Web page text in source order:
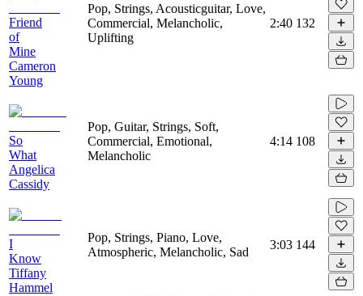
Friend
of
Mine
Cameron
Young
Pop, Strings, Acousticguitar, Love,
Commercial, Melancholic,
Uplifting
2:40 132
So
What
Angelica
Cassidy
Pop, Guitar, Strings, Soft,
Commercial, Emotional,
Melancholic
4:14 108
I
Know
Tiffany
Hammel
Pop, Strings, Piano, Love,
Atmospheric, Melancholic, Sad
3:03 144